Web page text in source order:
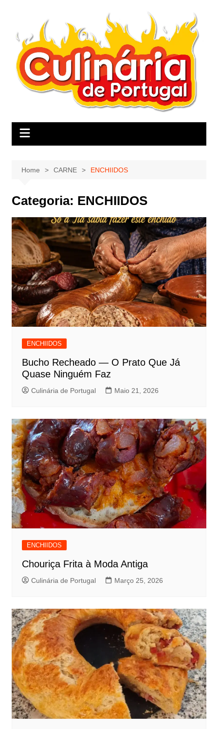
Home CARNE ENCHIIDOS
Categoria: ENCHIIDOS
ENCHIIDOS
Bucho Recheado — O Prato Que Já
Quase Ninguém Faz
Culinária de Portugal Maio 21, 2026
ENCHIIDOS
Chouriça Frita à Moda Antiga
Culinária de Portugal Março 25, 2026